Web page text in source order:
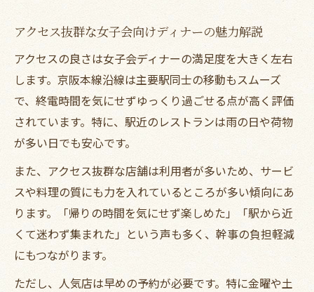
駅近ディナーで叶える理想的な女子会の方
法
女子会幹事が押さえたい駅近ディナーの秘
訣
アクセス抜群な女子会向けディナーの魅力解説
アクセスの良さは女子会ディナーの満足度を大きく左右
します。京阪本線沿線は主要駅同士の移動もスムーズ
で、終電時間を気にせずゆっくり過ごせる点が高く評価
されています。特に、駅近のレストランは雨の日や荷物
が多い日でも安心です。
また、アクセス抜群な店舗は利用者が多いため、サービ
スや料理の質にも力を入れているところが多い傾向にあ
ります。「帰りの時間を気にせず楽しめた」「駅から近
くて迷わず集まれた」という声も多く、幹事の負担軽減
にもつながります。
ただし、人気店は早めの予約が必要です。特に金曜や土